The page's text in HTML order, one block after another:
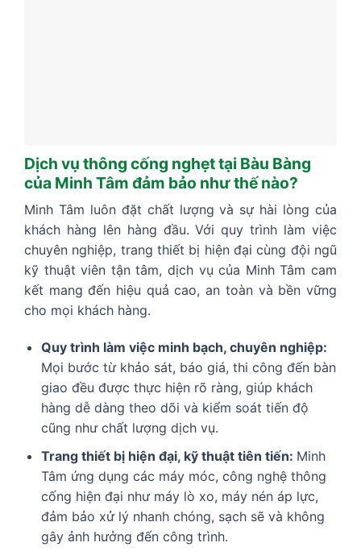
Dịch vụ thông cống nghẹt tại Bàu Bàng
của Minh Tâm đảm bảo như thế nào?
Minh Tâm luôn đặt chất lượng và sự hài lòng của
khách hàng lên hàng đầu. Với quy trình làm việc
chuyên nghiệp, trang thiết bị hiện đại cùng đội ngũ
kỹ thuật viên tận tâm, dịch vụ của Minh Tâm cam
kết mang đến hiệu quả cao, an toàn và bền vững
cho mọi khách hàng.
Quy trình làm việc minh bạch, chuyên nghiệp:
Mọi bước từ khảo sát, báo giá, thi công đến bàn
giao đều được thực hiện rõ ràng, giúp khách
hàng dễ dàng theo dõi và kiểm soát tiến độ
cũng như chất lượng dịch vụ.
Trang thiết bị hiện đại, kỹ thuật tiên tiến: Minh
Tâm ứng dụng các máy móc, công nghệ thông
cống hiện đại như máy lò xo, máy nén áp lực,
đảm bảo xử lý nhanh chóng, sạch sẽ và không
gây ảnh hưởng đến công trình.